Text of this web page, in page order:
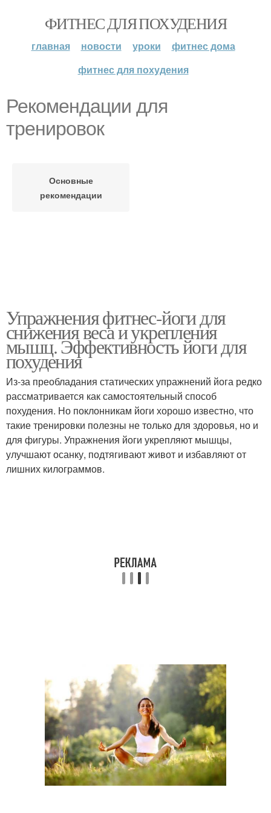
ФИТНЕС ДЛЯ ПОХУДЕНИЯ
главная новости уроки
фитнес дома
фитнес для похудения
Рекомендации для
тренировок
Основные
рекомендации
Упражнения фитнес-йоги для
снижения веса и укрепления
мышц. Эффективность йоги для
похудения
Из-за преобладания статических упражнений йога редко
рассматривается как самостоятельный способ
похудения. Но поклонникам йоги хорошо известно, что
такие тренировки полезны не только для здоровья, но и
для фигуры. Упражнения йоги укрепляют мышцы,
улучшают осанку, подтягивают живот и избавляют от
лишних килограммов.